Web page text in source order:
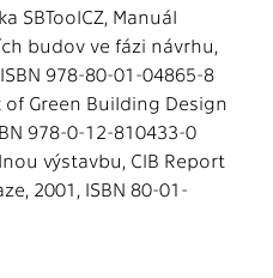
SBToolCZ, Manuál
budov ve fázi návrhu,
978-80-01-04865-8
Green Building Design
978-0-12-810433-0
výstavbu, CIB Report
2001, ISBN 80-01-